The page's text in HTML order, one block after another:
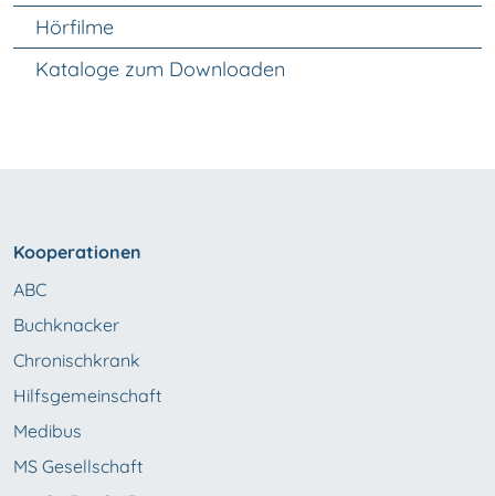
Hörfilme
Kataloge zum Downloaden
Kooperationen
ABC
Buchknacker
Chronischkrank
Hilfsgemeinschaft
Medibus
MS Gesellschaft